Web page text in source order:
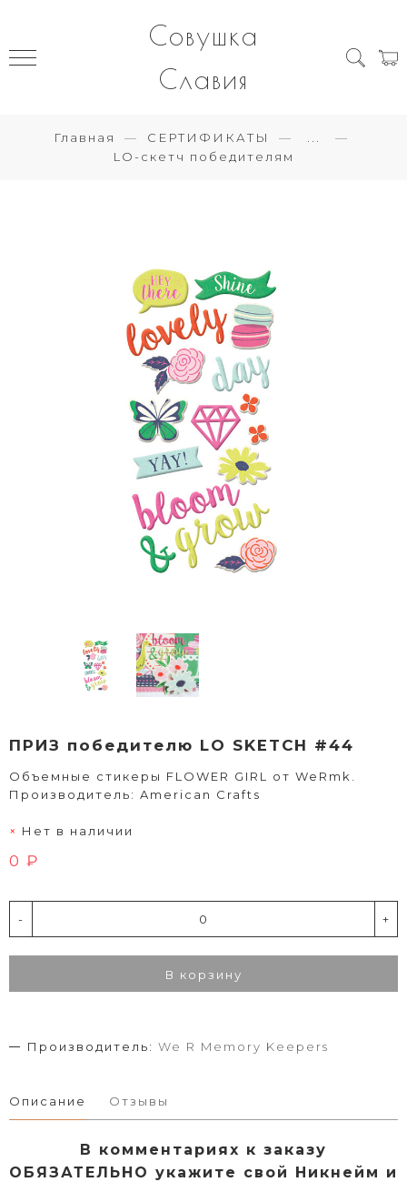
Совушка
Славия
Главная СЕРТИФИКАТЫ
LO-скетч победителям
ПРИЗ победителю LO SKETCH #44
Объемные стикеры FLOWER GIRL от WeRmk.
Производитель: American Crafts
Нет в наличии
0 ₽
- +
В корзину
Производитель: We R Memory Keepers
Описание Отзывы
В комментариях к заказу
ОБЯЗАТЕЛЬНО укажите свой Никнейм и